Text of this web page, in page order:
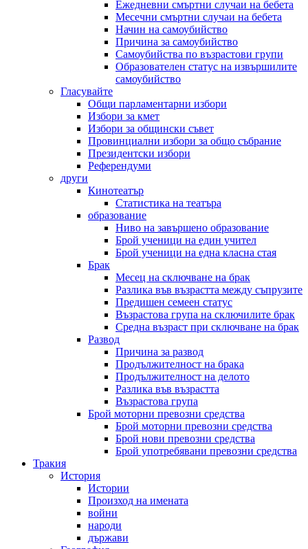
Ежедневни смъртни случаи на бебета
Месечни смъртни случаи на бебета
Начин на самоубийство
Причина за самоубийство
Самоубийства по възрастови групи
Образователен статус на извършилите
самоубийство
Гласувайте
Общи парламентарни избори
Избори за кмет
Избори за общински съвет
Провинциални избори за общо събрание
Президентски избори
Референдуми
други
Кинотеатър
Статистика на театъра
образование
Ниво на завършено образование
Брой ученици на един учител
Брой ученици на една класна стая
Брак
Месец на сключване на брак
Разлика във възрастта между съпрузите
Предишен семеен статус
Възрастова група на сключилите брак
Средна възраст при сключване на брак
Развод
Причина за развод
Продължителност на брака
Продължителност на делото
Разлика във възрастта
Възрастова група
Брой моторни превозни средства
Брой моторни превозни средства
Брой нови превозни средства
Брой употребявани превозни средства
Тракия
История
Истории
Произход на имената
войни
народи
държави